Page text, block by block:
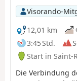
Visorando-
12,01 km
3:45 Std.
Start in Saint-
Die Verbindung